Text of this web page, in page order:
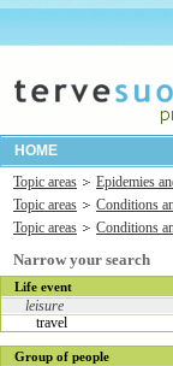
HOME
Topic areas
Epidemies
Topic areas
Conditions
Topic areas
Conditions
Narrow your search
Life event
leisure
travel
Group of people